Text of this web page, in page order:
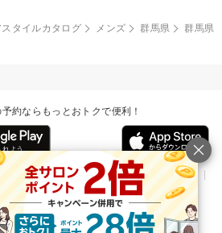
タイルカタログ メンズ 群馬県
群馬県
約ならもっとおトクで便利！
せ ヘルプ リリース情報
利用規約
ご希望のサロン様
針 楽天のサービス一覧 アプリ一覧